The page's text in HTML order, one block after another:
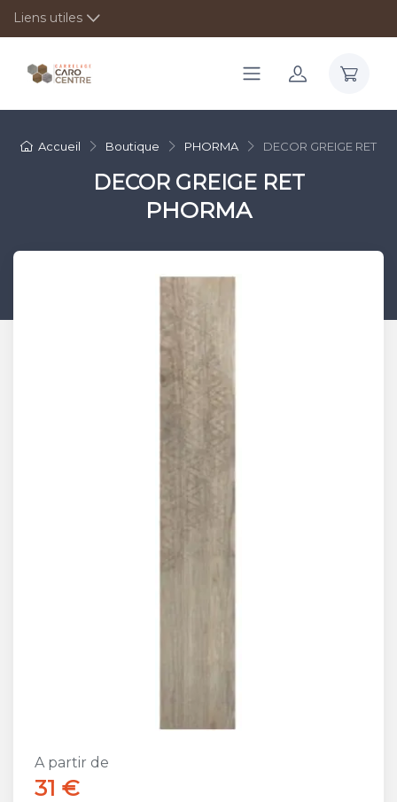
Liens utiles
Accueil Boutique PHORMA DECOR GREIGE RET
DECOR GREIGE RET
PHORMA
A partir de
31 €